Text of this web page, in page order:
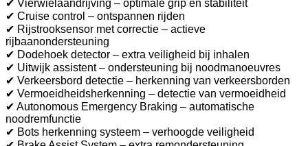
✔ Vierwielaandrijving – optimale grip en stabiliteit
✔ Cruise control – ontspannen rijden
✔ Rijstrooksensor met correctie – actieve
rijbaanondersteuning
✔ Dodehoek detector – extra veiligheid bij inhalen
✔ Uitwijk assistent – ondersteuning bij noodmanoeuvres
✔ Verkeersbord detectie – herkenning van verkeersborden
✔ Vermoeidheidsherkenning – detectie van vermoeidheid
✔ Autonomous Emergency Braking – automatische
noodremfunctie
✔ Bots herkenning systeem – verhoogde veiligheid